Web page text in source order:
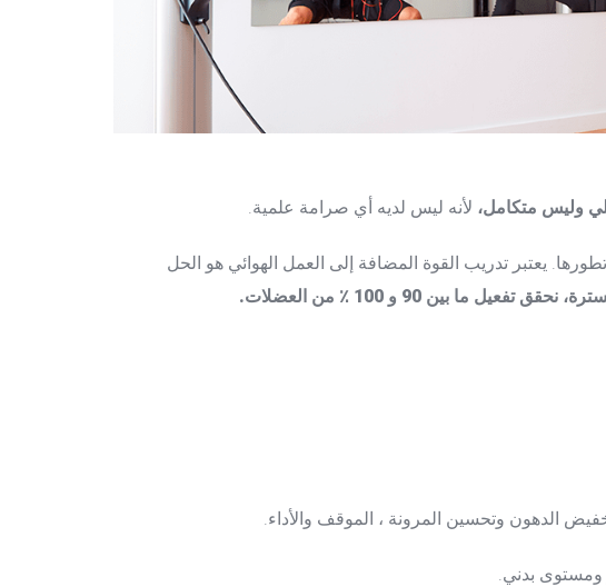
وليس متكامل، لأنه ليس لديه أي صرامة علمية.
يعتبر تدريب القوة المضافة إلى العمل الهوائي هو الحل
الدهون وتحسين المرونة ، الموقف والأداء.